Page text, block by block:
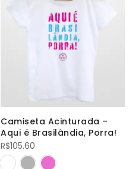
Camiseta Acinturada –
Aqui é Brasilândia, Porra!
R$105.60